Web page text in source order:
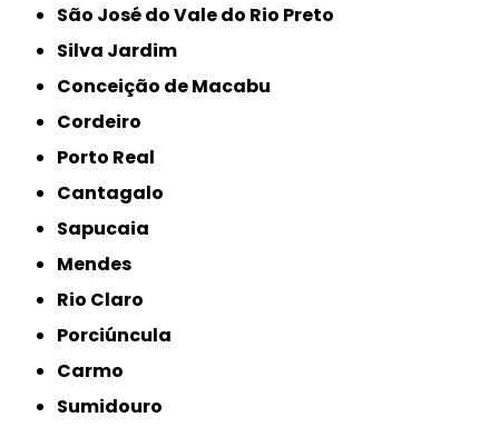
São José do Vale do Rio Preto
Silva Jardim
Conceição de Macabu
Cordeiro
Porto Real
Cantagalo
Sapucaia
Mendes
Rio Claro
Porciúncula
Carmo
Sumidouro